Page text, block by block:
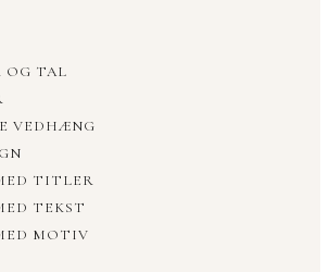
OG TAL
VEDHÆNG
TITLER
TEKST
MOTIV